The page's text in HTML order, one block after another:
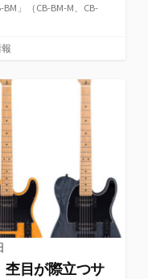
」（CB-BM-M、CB-
杢目が際立つサ